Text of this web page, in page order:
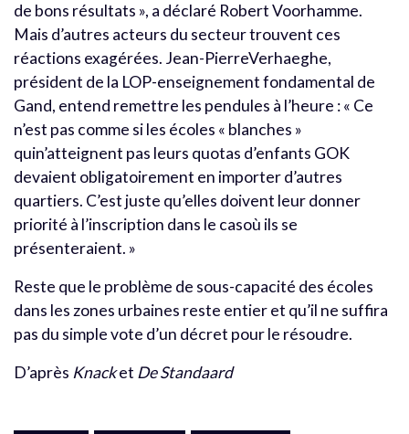
de bons résultats », a déclaré Robert Voorhamme.
Mais d’autres acteurs du secteur trouvent ces
réactions exagérées. Jean-PierreVerhaeghe,
président de la LOP-enseignement fondamental de
Gand, entend remettre les pendules à l’heure : « Ce
n’est pas comme si les écoles « blanches »
quin’atteignent pas leurs quotas d’enfants GOK
devaient obligatoirement en importer d’autres
quartiers. C’est juste qu’elles doivent leur donner
priorité à l’inscription dans le casoù ils se
présenteraient. »
Reste que le problème de sous-capacité des écoles
dans les zones urbaines reste entier et qu’il ne suffira
pas du simple vote d’un décret pour le résoudre.
D’après Knacket De Standaard